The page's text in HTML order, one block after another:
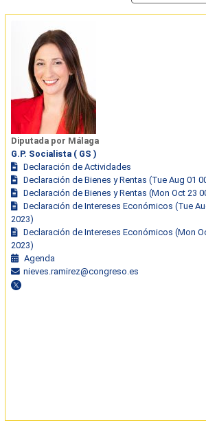
Diputada por Málaga
G.P. Socialista ( GS )
Declaración de Actividades
Declaración de Bienes y Rentas (Tue Aug 01
Declaración de Bienes y Rentas (Mon Oct 23
Declaración de Intereses Económicos (Tue
2023)
Declaración de Intereses Económicos (Mon
2023)
Agenda
nieves.ramirez@congreso.es